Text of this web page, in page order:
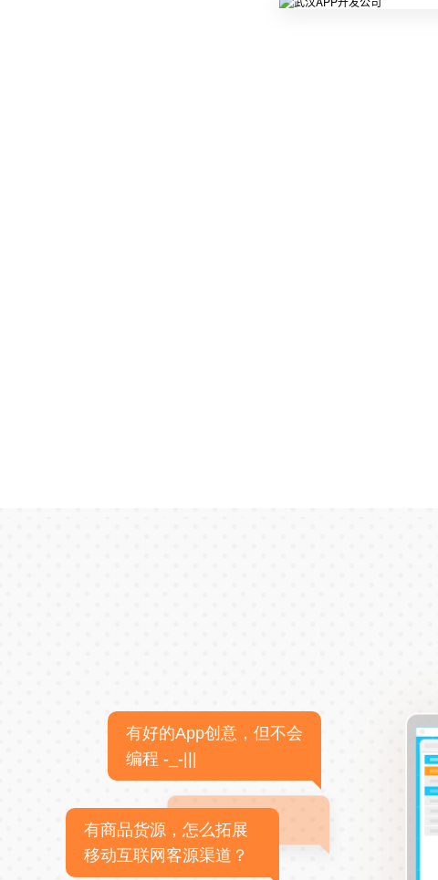
有好的App创意，但不会
编程 -_-|||
有商品货源，怎么拓展
移动互联网客源渠道？